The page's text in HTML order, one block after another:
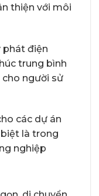
thiện với môi
phát điện
trung bình
cho người sử
các dự án
là trong
nghiệp